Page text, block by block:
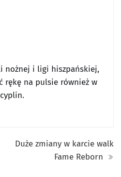
nożnej i ligi hiszpańskiej,
rękę na pulsie również w
Duże zmiany w karcie walk
Fame Reborn